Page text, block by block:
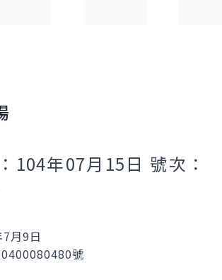
104年07月15日 號次：
月9日
號